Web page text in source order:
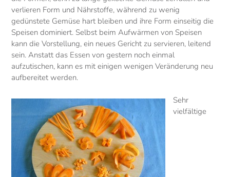
verlieren Form und Nährstoffe, während zu wenig
gedünstete Gemüse hart bleiben und ihre Form einseitig die
Speisen dominiert. Selbst beim Aufwärmen von Speisen
kann die Vorstellung, ein neues Gericht zu servieren, leitend
sein. Anstatt das Essen von gestern noch einmal
aufzutischen, kann es mit einigen wenigen Veränderung neu
aufbereitet werden.
Sehr
vielfältige